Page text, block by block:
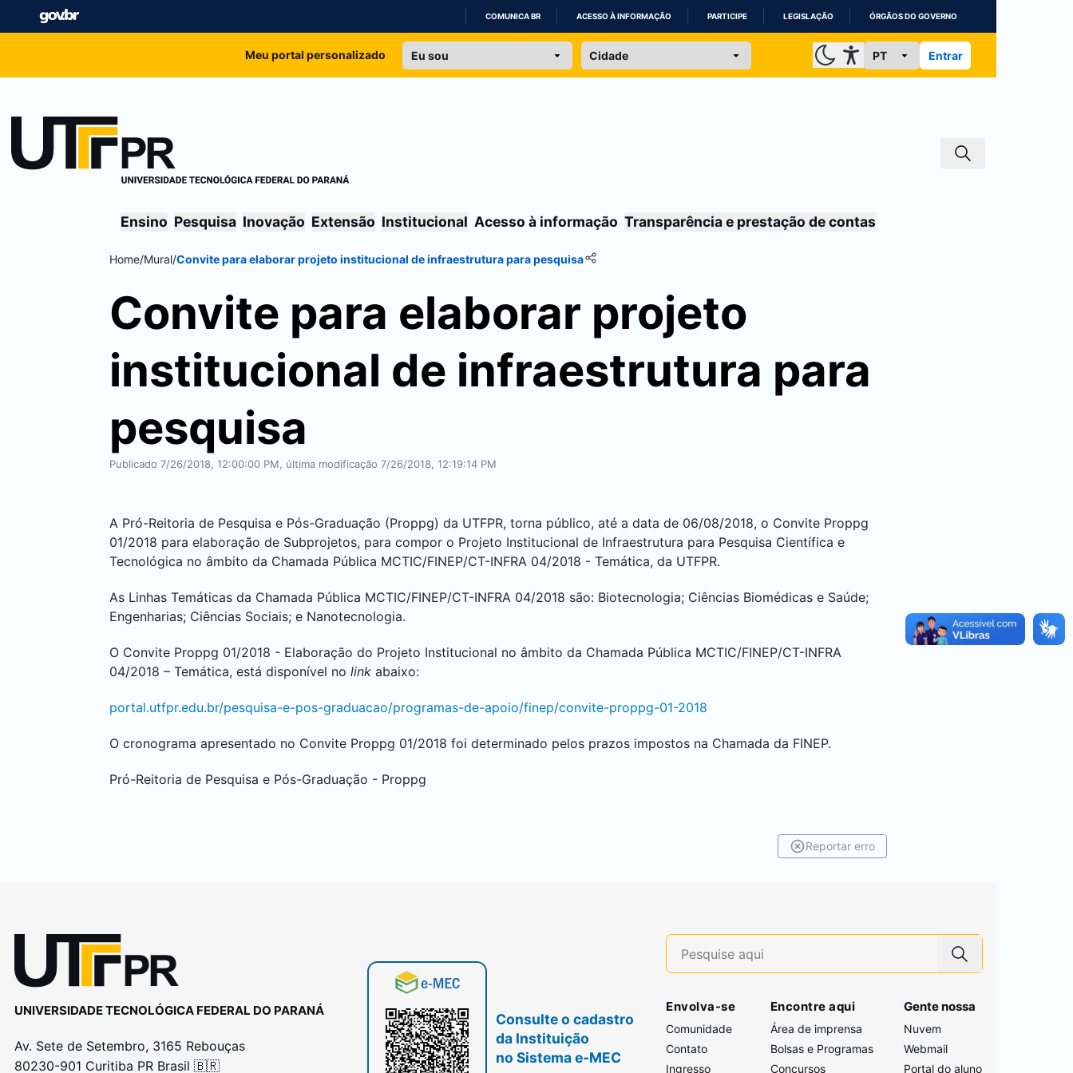
IR
COMUNICA BR ACESSO À INFORMAÇÃO PARTICIPE LEGISLAÇÃO ÓRGÃOS DO GOVERNO
Meu portal personalizado Entrar
Ensino Pesquisa Inovação Extensão Institucional Acesso à informação Transparência e prestação de contas
Home/Mural/Convite para elaborar projeto institucional de infraestrutura para pesquisa
Convite para elaborar projeto
institucional de infraestrutura para
pesquisa
Publicado 7/26/2018, 12:00:00 PM, última modificação 7/26/2018, 12:19:14 PM
A Pró-Reitoria de Pesquisa e Pós-Graduação (Proppg) da UTFPR, torna público, até a data de 06/08/2018, o Convite Proppg
01/2018 para elaboração de Subprojetos, para compor o Projeto Institucional de Infraestrutura para Pesquisa Científica e
Tecnológica no âmbito da Chamada Pública MCTIC/FINEP/CT-INFRA 04/2018 - Temática, da UTFPR.
As Linhas Temáticas da Chamada Pública MCTIC/FINEP/CT-INFRA 04/2018 são: Biotecnologia; Ciências Biomédicas e Saúde;
Engenharias; Ciências Sociais; e Nanotecnologia.
O Convite Proppg 01/2018 - Elaboração do Projeto Institucional no âmbito da Chamada Pública MCTIC/FINEP/CT-INFRA
04/2018 – Temática, está disponível no link abaixo:
portal.utfpr.edu.br/pesquisa-e-pos-graduacao/programas-de-apoio/finep/convite-proppg-01-2018
O cronograma apresentado no Convite Proppg 01/2018 foi determinado pelos prazos impostos na Chamada da FINEP.
Pró-Reitoria de Pesquisa e Pós-Graduação - Proppg
Reportar erro
UNIVERSIDADE TECNOLÓGICA FEDERAL DO PARANÁ
Av. Sete de Setembro, 3165 Rebouças
80230-901 Curitiba PR Brasil 🇧🇷
Consulte o cadastro
da Instituição
no Sistema e-MEC
Envolva-se
Comunidade
Contato
Ingresso
Encontre aqui
Área de imprensa
Bolsas e Programas
Concursos
Gente nossa
Nuvem
Webmail
Portal do aluno